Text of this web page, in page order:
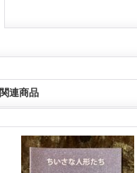
関連商品